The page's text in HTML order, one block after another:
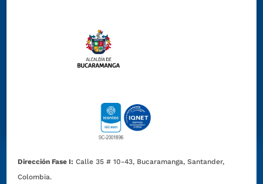
Dirección Fase I: Calle 35 # 10-43, Bucaramanga, Santander,
Colombia.